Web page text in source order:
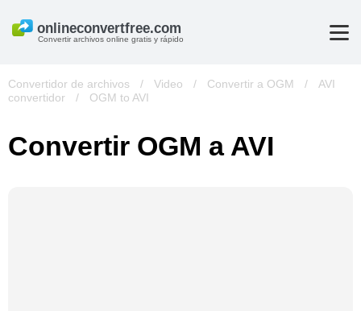
Convertir archivos online gratis y rápido
Convertidor de archivos / Video / Convertir a OGM /
AVI
convertidor
/ OGM to AVI
Convertir OGM a AVI